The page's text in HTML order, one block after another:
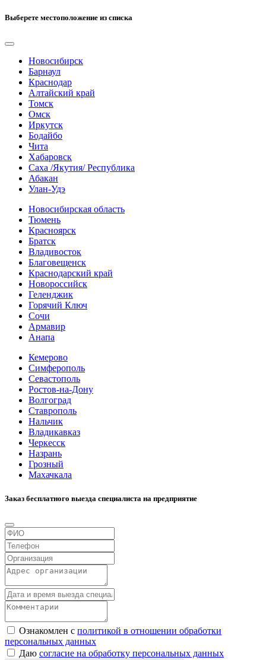
Выберете местоположение из списка
Новосибирск
Барнаул
Краснодар
Алтайский край
Томск
Омск
Иркутск
Бодайбо
Чита
Хабаровск
Саха /Якутия/ Республика
Абакан
Улан-Удэ
Новосибирская область
Тюмень
Красноярск
Братск
Владивосток
Благовещенск
Краснодарский край
Новороссийск
Геленджик
Горячий Ключ
Сочи
Армавир
Анапа
Кемерово
Симферополь
Севастополь
Ростов-на-Дону
Волгоград
Ставрополь
Нальчик
Владикавказ
Черкесск
Назрань
Грозный
Махачкала
Заказ бесплатного выезда специалиста на предприятие
Ознакомлен с политикой в отношении обработки
персональных данных
Даю согласие на обработку персональных данных